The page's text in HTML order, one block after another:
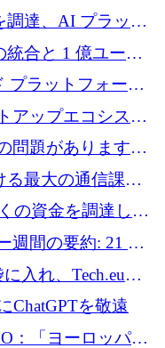
を調達
調達、AI プラット
子ども向け言語療
統合と 1 億ユーロ
資に拡大
プラットフォーム
テムを接続するた
アップエコシステ
問題があります。
決したいと考えて
る最大の通信課題
万 2,000 ユーロを
の資金を調達した
週間の要約: 21 億
Explorer
入れ、Tech.eu
、そしてルクセン
ChatGPTを敬遠
：「ヨーロッパは